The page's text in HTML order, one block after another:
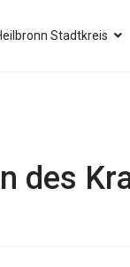
Stadtkreis
des